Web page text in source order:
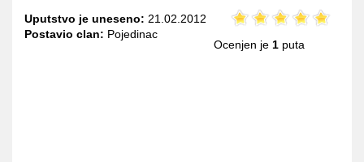
Uputstvo je uneseno: 21.02.2012
Postavio clan: Pojedinac
Ocenjen je 1 puta